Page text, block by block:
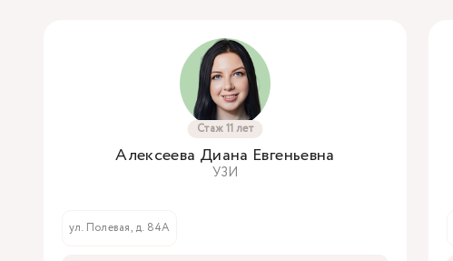
Стаж 11 лет
Алексеева Диана Евгеньевна
УЗИ
ул. Полевая, д. 84А